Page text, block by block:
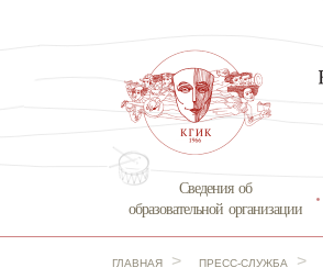
Сведения об
образовательной организации
ГЛАВНАЯ > ПРЕСС-СЛУЖБА >